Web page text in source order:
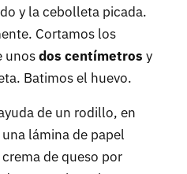
y la cebolleta picada.
Cortamos los
unosdos centímetros y
Batimos el huevo.
de un rodillo, en
lámina de papel
de queso por